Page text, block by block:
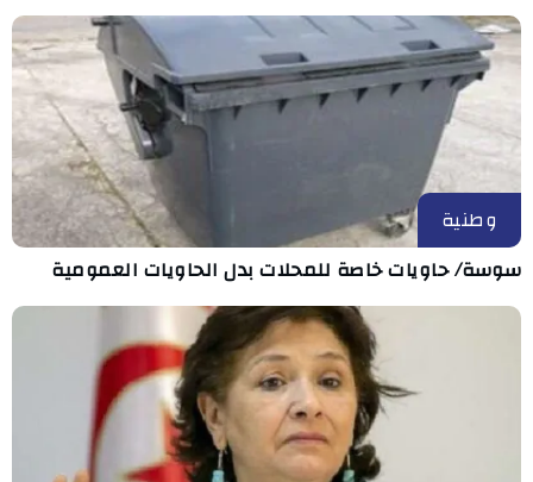
وطنية
سوسة/ حاويات خاصة للمحلات بدل الحاويات العمومية